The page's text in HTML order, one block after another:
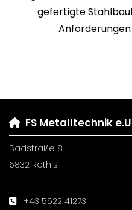
gefertigte
 FS Metalltechnik
Badstraße 8
6832 Röthis
 +43 5522 41273